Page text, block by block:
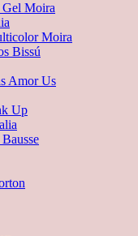
Moira
Moira
Bissú
Amor Us
Up